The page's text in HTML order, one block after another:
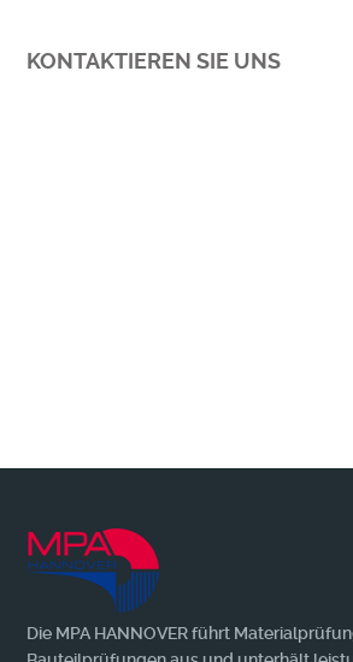
KONTAKTIEREN SIE UNS
Die MPA HANNOVER führt